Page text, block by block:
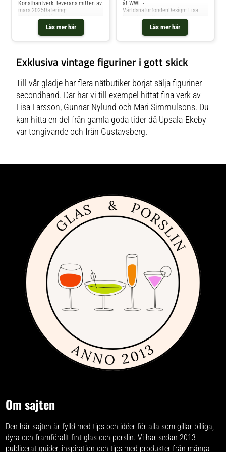
Läs mer här
Konsthantverk. leverans mitten av
mars 2025Datering:
cmTillverkning/Material: Det
keramiska material som används
kallas soft earthenware eller på
"porslinsdjur". Bränningsprocesse
n består av 2 steg. Den första vid
vid 990 grader efter målning och
glacering som görs för hand.
Läs mer här
åt WWF -
VärldsnaturfondenDesign: Lisa
WWFTillverkare: Sverige,
GustavsbergDatering:
1979Mått: Höjd 20 cm Längd 28
handtillverkade så vissa
variationer kan finnas jämfört med
handplockat ett fint exemplar till
dig som vi endast säljer hos oss
Exklusiva vintage figuriner i gott skick
Till vår glädje har flera nätbutiker börjat sälja figuriner
secondhand. Där har vi till exempel hittat fina verk av
Lisa Larsson, Gunnar Nylund och Mari Simmulsons. Du
kan hitta en del från gamla goda tider då Upsala-Ekeby
var tongivande och från Gustavsberg.
Om sajten
Den här sajten är fylld med tips och idéer för alla som gillar billiga,
dyra och framförallt fint glas och porslin. Vi har sedan 2013
publicerat guider, inspiration och tips med produkter från många